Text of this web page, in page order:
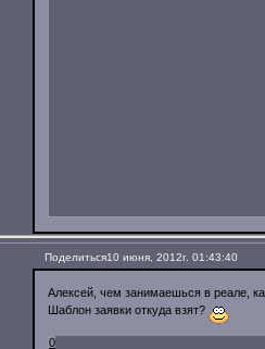
Поделиться10 июня, 2012г. 01:43:40
Алексей, чем занимаешься в реале,
Шаблон заявки откуда взят?
0